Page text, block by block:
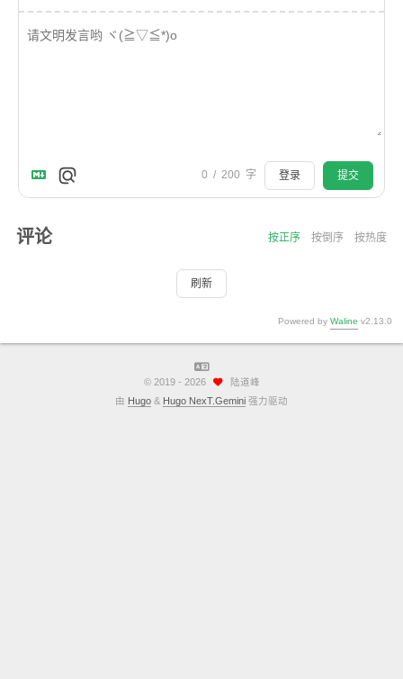
0 / 200 字 登录 提交
评论 按正序 按倒序 按热度
刷新
Powered by Waline v2.13.0
© 2019 - 2026
陆道峰
由 Hugo & Hugo NexT.Gemini 强力驱动